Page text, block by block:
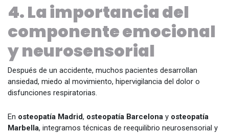
4. La importancia del
componente emocional
y neurosensorial
Después de un accidente, muchos pacientes desarrollan
ansiedad, miedo al movimiento, hipervigilancia del dolor o
disfunciones respiratorias.
En osteopatía Madrid, osteopatía Barcelona y osteopatía
Marbella, integramos técnicas de reequilibrio neurosensorial y